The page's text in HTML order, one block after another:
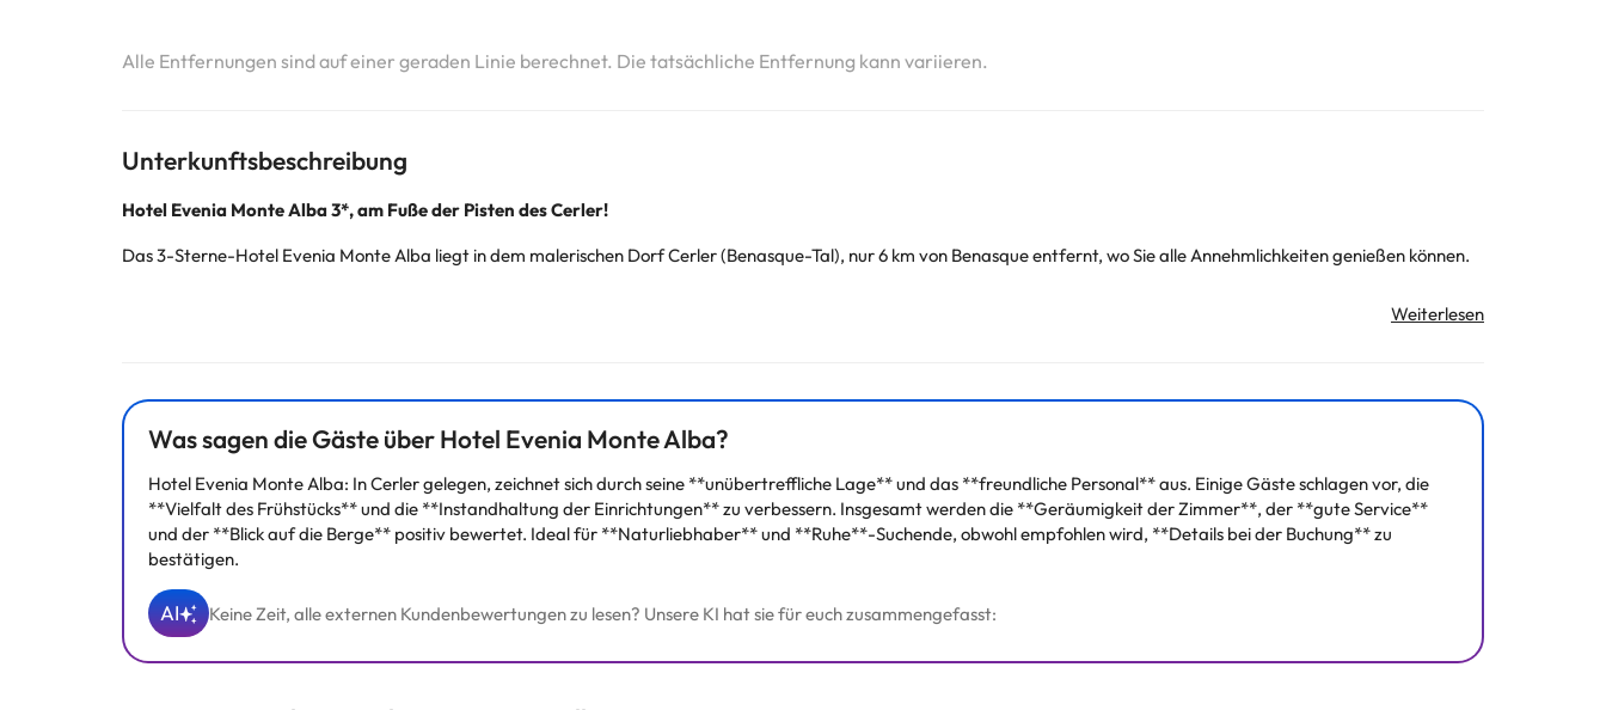
Alle Entfernungen sind auf einer geraden Linie berechnet. Die tatsächliche Entfernung kann variieren.
Unterkunftsbeschreibung
Hotel Evenia Monte Alba 3*, am Fuße der Pisten des Cerler!
Das 3-Sterne-Hotel Evenia Monte Alba liegt in dem malerischen Dorf Cerler (Benasque-Tal), nur 6 km von Benasque entfernt, wo Sie alle Annehmlichkeiten genießen können.
Zu den Serviceleistungen gehören ein
Einige der aufgeführten Leistungen können kostenpflichtig sein. Die entsprechenden Preise könnt ihr direkt bei der Unterkunft erfragen. Alle Informationen auf dieser Seite
können von der Unterkunft geändert werden. Wenn ihr Fragen habt, kontaktiert uns.
Was sagen die Gäste über Hotel Evenia Monte Alba?
Hotel Evenia Monte Alba: In Cerler gelegen, zeichnet sich durch seine **unübertreffliche Lage** und das **freundliche Personal** aus. Einige Gäste schlagen vor, die
**Vielfalt des Frühstücks** und die **Instandhaltung der Einrichtungen** zu verbessern. Insgesamt werden die **Geräumigkeit der Zimmer**, der **gute Service**
und der **Blick auf die Berge** positiv bewertet. Ideal für **Naturliebhaber** und **Ruhe**-Suchende, obwohl empfohlen wird, **Details bei der Buchung** zu
bestätigen.
AI Keine Zeit, alle externen Kundenbewertungen zu lesen? Unsere KI hat sie für euch zusammengefasst: